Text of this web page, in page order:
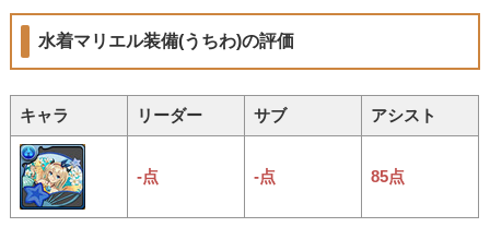
水着マリエル装備(うちわ)の評価
キャラ リーダー サブ アシスト
-点 -点 85点